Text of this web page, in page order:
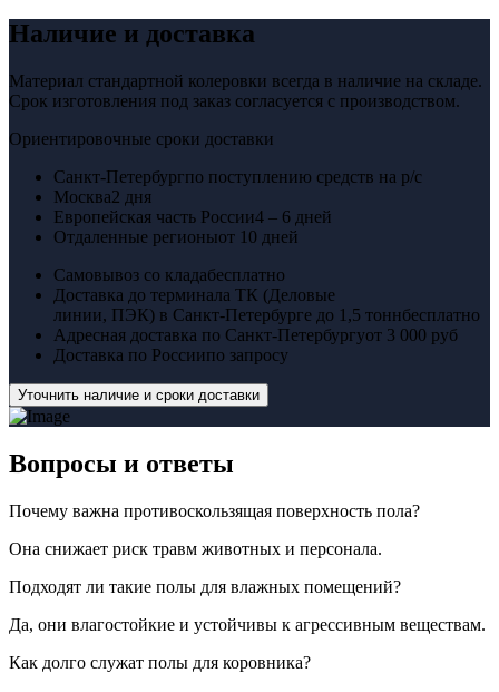
Наличие и доставка
Материал стандартной колеровки всегда в наличие на складе.
Срок изготовления под заказ согласуется с производством.
Ориентировочные сроки доставки
Санкт-Петербургпо поступлению средств на р/с
Москва2 дня
Европейская часть России4 – 6 дней
Отдаленные регионыот 10 дней
Самовывоз со кладабесплатно
Доставка до терминала ТК (Деловые
линии, ПЭК) в Санкт-Петербурге до 1,5 тоннбесплатно
Адресная доставка по Санкт-Петербургуот 3 000 руб
Доставка по Россиипо запросу
Уточнить наличие и сроки доставки
Вопросы и ответы
Почему важна противоскользящая поверхность пола?
Она снижает риск травм животных и персонала.
Подходят ли такие полы для влажных помещений?
Да, они влагостойкие и устойчивы к агрессивным веществам.
Как долго служат полы для коровника?